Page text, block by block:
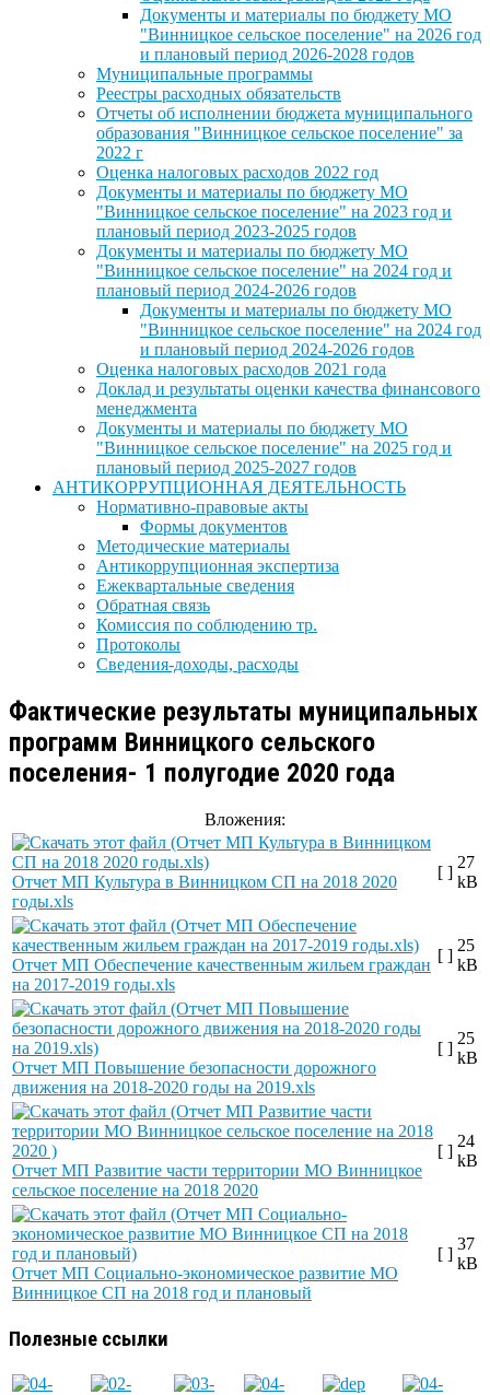
Документы и материалы по бюджету МО
"Винницкое сельское поселение" на 2026 год
и плановый период 2026-2028 годов
Муниципальные программы
Реестры расходных обязательств
Отчеты об исполнении бюджета муниципального
образования "Винницкое сельское поселение" за
2022 г
Оценка налоговых расходов 2022 год
Документы и материалы по бюджету МО
"Винницкое сельское поселение" на 2023 год и
плановый период 2023-2025 годов
Документы и материалы по бюджету МО
"Винницкое сельское поселение" на 2024 год и
плановый период 2024-2026 годов
Документы и материалы по бюджету МО
"Винницкое сельское поселение" на 2024 год
и плановый период 2024-2026 годов
Оценка налоговых расходов 2021 года
Доклад и результаты оценки качества финансового
менеджмента
Документы и материалы по бюджету МО
"Винницкое сельское поселение" на 2025 год и
плановый период 2025-2027 годов
АНТИКОРРУПЦИОННАЯ ДЕЯТЕЛЬНОСТЬ
Нормативно-правовые акты
Формы документов
Методические материалы
Антикоррупционная экспертиза
Ежеквартальные сведения
Обратная связь
Комиссия по соблюдению тр.
Протоколы
Сведения-доходы, расходы
Фактические результаты муниципальных
программ Винницкого сельского
поселения- 1 полугодие 2020 года
Вложения:
Отчет МП Культура в Винницком СП на 2018 2020
годы.xls
[ ]
27
kB
Отчет МП Обеспечение качественным жильем граждан
на 2017-2019 годы.xls
[ ]
25
kB
Отчет МП Повышение безопасности дорожного
движения на 2018-2020 годы на 2019.xls
[ ]
25
kB
Отчет МП Развитие части территории МО Винницкое
сельское поселение на 2018 2020
[ ]
24
kB
Отчет МП Социально-экономическое развитие МО
Винницкое СП на 2018 год и плановый
[ ]
37
kB
Полезные ссылки